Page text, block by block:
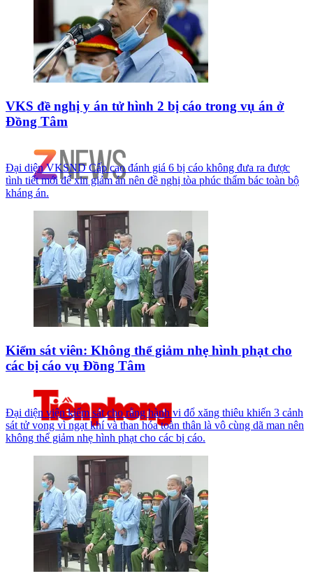
VKS đề nghị y án tử hình 2 bị cáo trong vụ án ở
Đồng Tâm
Đại diện VKSND Cấp cao đánh giá 6 bị cáo không đưa ra được
tình tiết mới để xin giảm án nên đề nghị tòa phúc thẩm bác toàn bộ
kháng án.
Kiểm sát viên: Không thể giảm nhẹ hình phạt cho
các bị cáo vụ Đồng Tâm
Đại diện viện kiểm sát cho rằng hành vi đổ xăng thiêu khiến 3 cảnh
sát tử vong vì ngạt khí và than hóa toàn thân là vô cùng dã man nên
không thể giảm nhẹ hình phạt cho các bị cáo.